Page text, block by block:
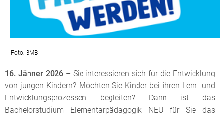
Foto: BMB
16. Jänner 2026– Sie interessieren sich für die Entwicklung
von jungen Kindern? Möchten Sie Kinder bei ihren Lern- und
Entwicklungsprozessen begleiten? Dann ist das
Bachelorstudium Elementarpädagogik NEU für Sie das